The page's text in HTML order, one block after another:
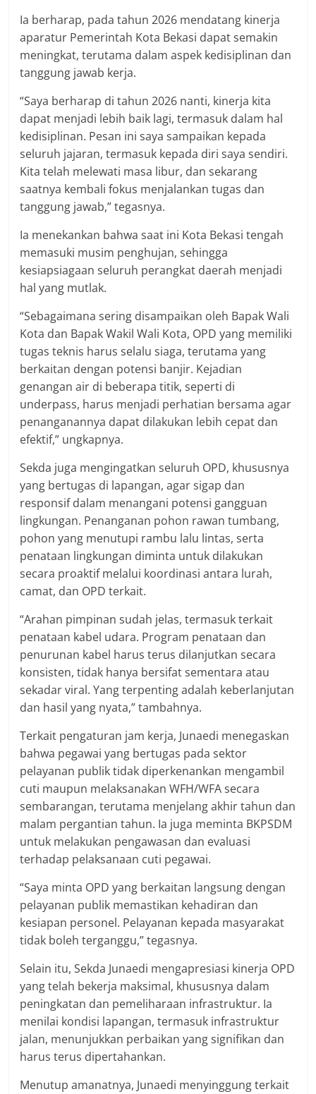
Ia berharap, pada tahun 2026 mendatang kinerja
aparatur Pemerintah Kota Bekasi dapat semakin
meningkat, terutama dalam aspek kedisiplinan dan
tanggung jawab kerja.
“Saya berharap di tahun 2026 nanti, kinerja kita
dapat menjadi lebih baik lagi, termasuk dalam hal
kedisiplinan. Pesan ini saya sampaikan kepada
seluruh jajaran, termasuk kepada diri saya sendiri.
Kita telah melewati masa libur, dan sekarang
saatnya kembali fokus menjalankan tugas dan
tanggung jawab,” tegasnya.
Ia menekankan bahwa saat ini Kota Bekasi tengah
memasuki musim penghujan, sehingga
kesiapsiagaan seluruh perangkat daerah menjadi
hal yang mutlak.
“Sebagaimana sering disampaikan oleh Bapak Wali
Kota dan Bapak Wakil Wali Kota, OPD yang memiliki
tugas teknis harus selalu siaga, terutama yang
berkaitan dengan potensi banjir. Kejadian
genangan air di beberapa titik, seperti di
underpass, harus menjadi perhatian bersama agar
penanganannya dapat dilakukan lebih cepat dan
efektif,” ungkapnya.
Sekda juga mengingatkan seluruh OPD, khususnya
yang bertugas di lapangan, agar sigap dan
responsif dalam menangani potensi gangguan
lingkungan. Penanganan pohon rawan tumbang,
pohon yang menutupi rambu lalu lintas, serta
penataan lingkungan diminta untuk dilakukan
secara proaktif melalui koordinasi antara lurah,
camat, dan OPD terkait.
“Arahan pimpinan sudah jelas, termasuk terkait
penataan kabel udara. Program penataan dan
penurunan kabel harus terus dilanjutkan secara
konsisten, tidak hanya bersifat sementara atau
sekadar viral. Yang terpenting adalah keberlanjutan
dan hasil yang nyata,” tambahnya.
Terkait pengaturan jam kerja, Junaedi menegaskan
bahwa pegawai yang bertugas pada sektor
pelayanan publik tidak diperkenankan mengambil
cuti maupun melaksanakan WFH/WFA secara
sembarangan, terutama menjelang akhir tahun dan
malam pergantian tahun. Ia juga meminta BKPSDM
untuk melakukan pengawasan dan evaluasi
terhadap pelaksanaan cuti pegawai.
“Saya minta OPD yang berkaitan langsung dengan
pelayanan publik memastikan kehadiran dan
kesiapan personel. Pelayanan kepada masyarakat
tidak boleh terganggu,” tegasnya.
Selain itu, Sekda Junaedi mengapresiasi kinerja OPD
yang telah bekerja maksimal, khususnya dalam
peningkatan dan pemeliharaan infrastruktur. Ia
menilai kondisi lapangan, termasuk infrastruktur
jalan, menunjukkan perbaikan yang signifikan dan
harus terus dipertahankan.
Menutup amanatnya, Junaedi menyinggung terkait